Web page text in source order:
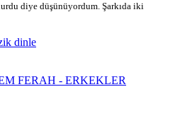
diye düşünüyordum. Şarkıda iki
dinle
FERAH - ERKEKLER